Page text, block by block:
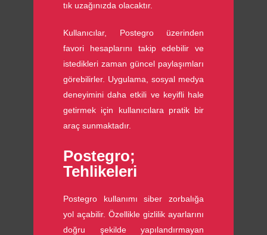
tık uzağınızda olacaktır.
Kullanıcılar, Postegro üzerinden
favori hesaplarını takip edebilir ve
istedikleri zaman güncel paylaşımları
görebilirler. Uygulama, sosyal medya
deneyimini daha etkili ve keyifli hale
getirmek için kullanıcılara pratik bir
araç sunmaktadır.
Postegro;
Tehlikeleri
Postegro kullanımı siber zorbalığa
yol açabilir. Özellikle gizlilik ayarlarını
doğru şekilde yapılandırmayan